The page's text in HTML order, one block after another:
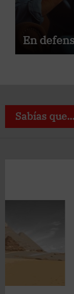
En
Sabías que...